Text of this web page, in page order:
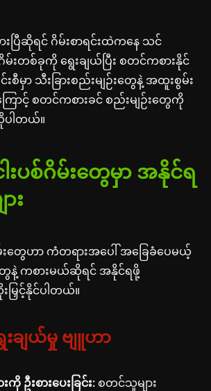
းပြီဆိုရင် ဂိမ်းစာရင်းထဲကနေ သင်
းတစ်ခုကို ရွေးချယ်ပြီး စတင်ကစားနိုင်
င်းစီမှာ သီးခြားစည်းမျဉ်းတွေနဲ့ အထူးစွမ်း
ာင့် စတင်ကစားခင် စည်းမျဉ်းတွေကို
ါတယ်။
းပစ်ဂိမ်းတွေမှာ အနိုင်ရ
း
းတွေဟာ ကံတရားအပေါ် အခြေခံပေမယ့်
နဲ့ ကစားမယ်ဆိုရင် အနိုင်ရဖို့
ြှင့်နိုင်ပါတယ်။
ချယ်မှု ဗျူဟာ
ကို ဦးစားပေးခြင်း: စတင်သူများ